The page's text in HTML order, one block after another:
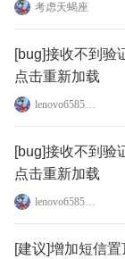
考虑天蝎座
[bug]接收不到验
点击重新加载
lenovo65856986
[bug]接收不到验
点击重新加载
lenovo65856986
[建议]增加短信